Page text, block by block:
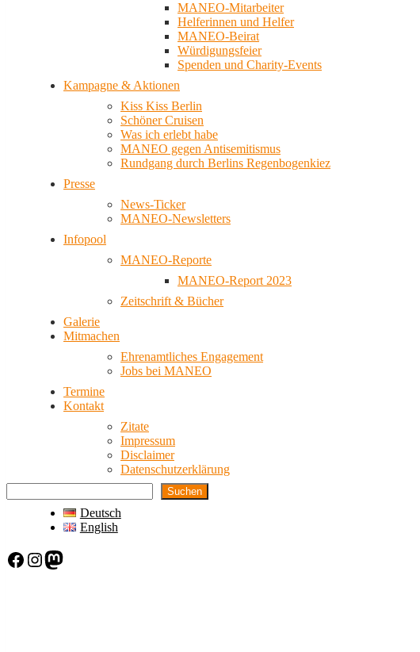
MANEO-Mitarbeiter
Helferinnen und Helfer
MANEO-Beirat
Würdigungsfeier
Spenden und Charity-Events
Kampagne & Aktionen
Kiss Kiss Berlin
Schöner Cruisen
Was ich erlebt habe
MANEO gegen Antisemitismus
Rundgang durch Berlins Regenbogenkiez
Presse
News-Ticker
MANEO-Newsletters
Infopool
MANEO-Reporte
MANEO-Report 2023
Zeitschrift & Bücher
Galerie
Mitmachen
Ehrenamtliches Engagement
Jobs bei MANEO
Termine
Kontakt
Zitate
Impressum
Disclaimer
Datenschutzerklärung
Suchen
Deutsch
English
Facebook Instagram Mastodon